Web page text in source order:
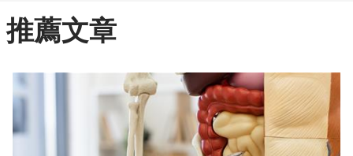
推薦文章